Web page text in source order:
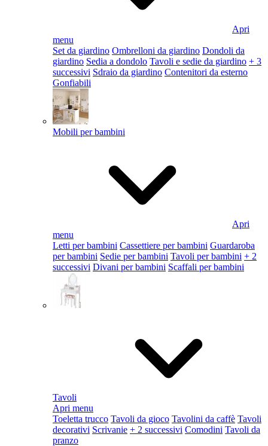
Apri
menu
Set da giardino Ombrelloni da giardino Dondoli da
giardino Sedia a dondolo Tavoli e sedie da giardino + 3
successivi Sdraio da giardino Contenitori da esterno
Gonfiabili
Mobili per bambini
Apri
menu
Letti per bambini Cassettiere per bambini Guardaroba
per bambini Sedie per bambini Tavoli per bambini + 2
successivi Divani per bambini Scaffali per bambini
Tavoli
Apri menu
Toeletta trucco Tavoli da gioco Tavolini da caffè Tavoli
decorativi Scrivanie + 2 successivi Comodini Tavoli da
pranzo